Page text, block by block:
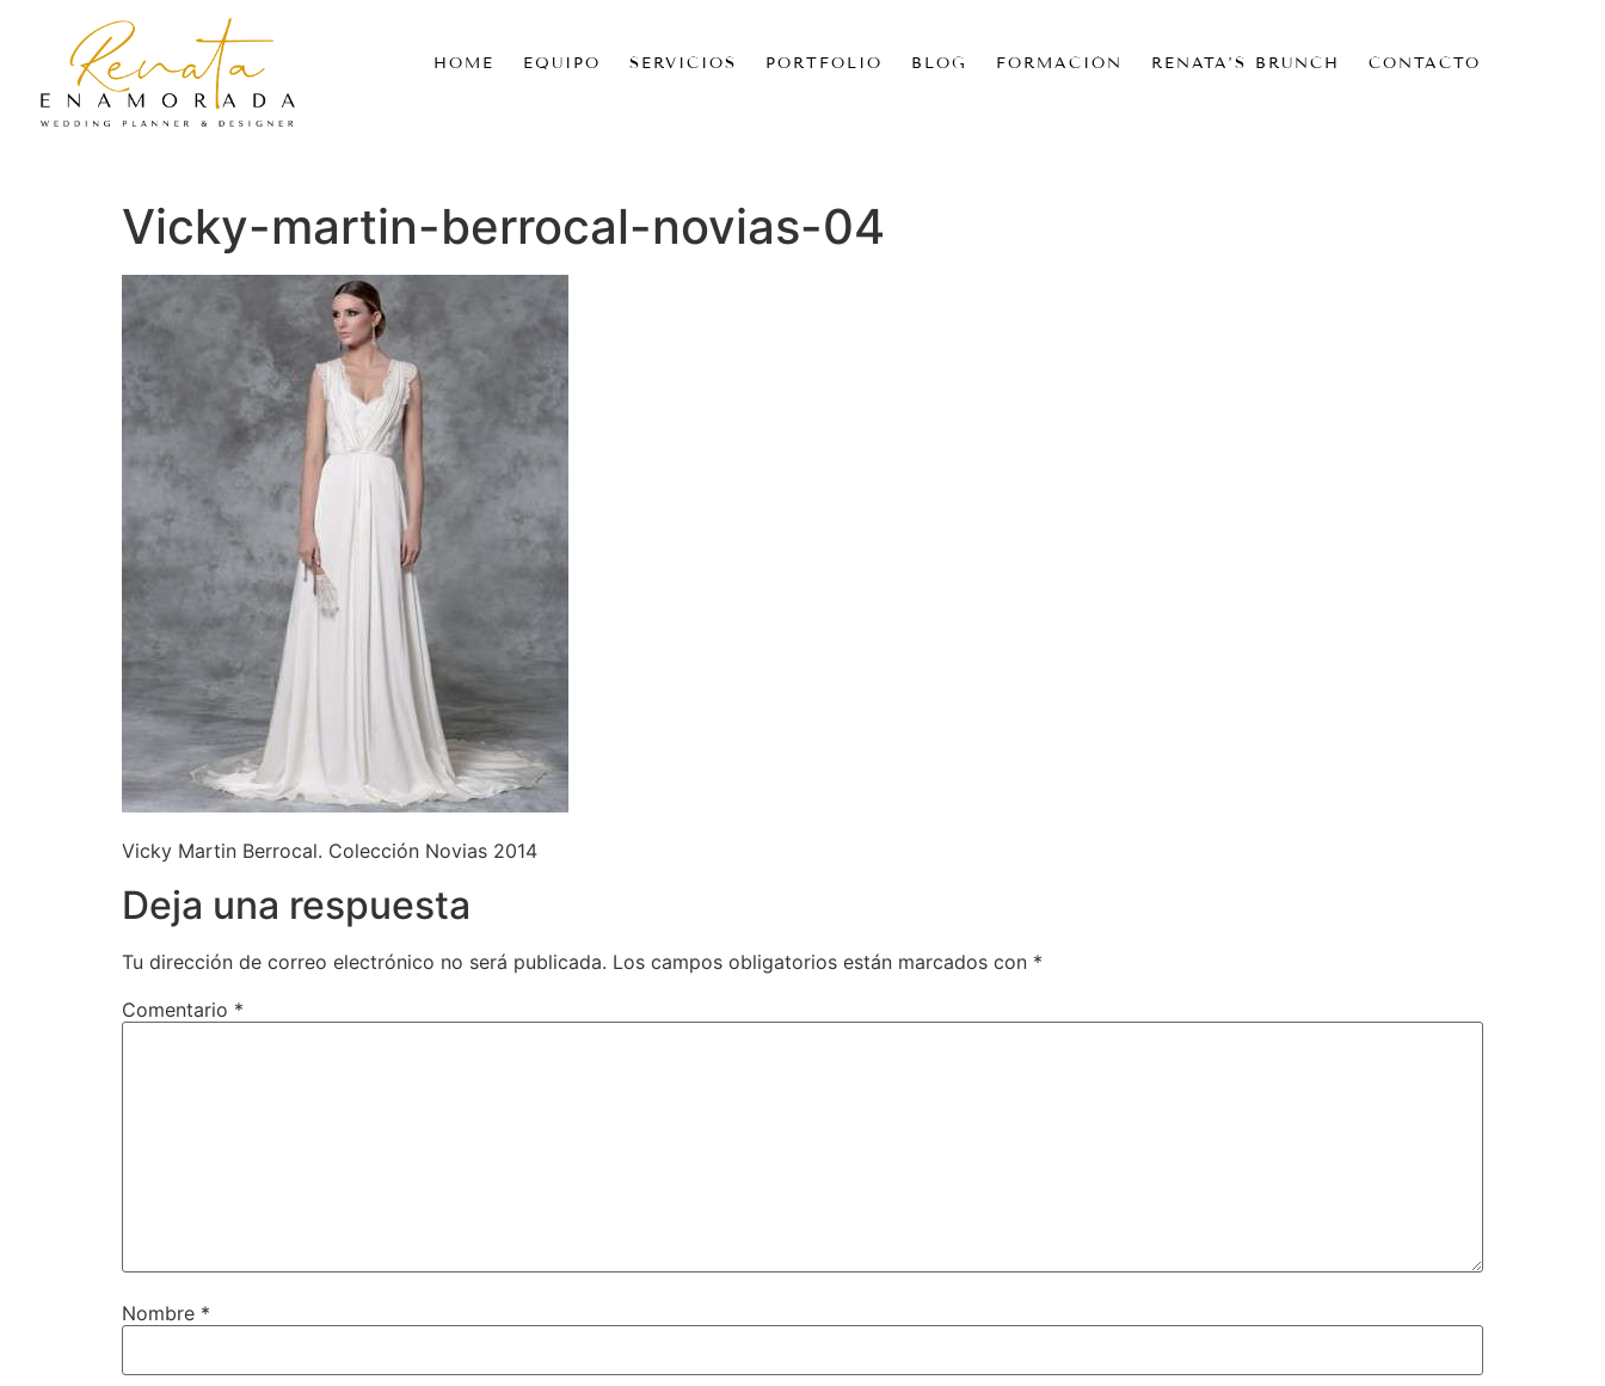
HOME EQUIPO SERVICIOS PORTFOLIO BLOG FORMACIÓN RENATA’S BRUNCH CONTACTO
Vicky-martin-berrocal-novias-04
Vicky Martin Berrocal. Colección Novias 2014
Deja una respuesta
Tu dirección de correo electrónico no será publicada. Los campos obligatorios están marcados con *
Comentario *
Nombre *